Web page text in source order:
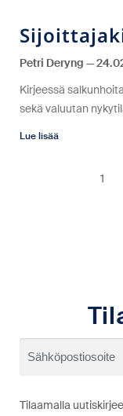
Petri Deryng
Kirjeessä
sekä valuutan
Lue lisää
1
Tilaamalla